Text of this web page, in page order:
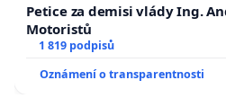
Petice za demisi vlády Ing.
Motoristů
1 819 podpisů
Oznámení o transparentnosti